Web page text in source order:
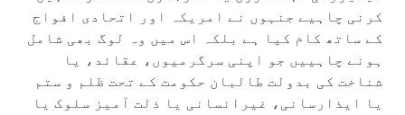
کرنی چاہیے جنہوں نے امریکہ اور اتحادی افواج
کے ساتھ کام کیا ہے بلکہ اس میں وہ لوگ بھی شامل
ہونے چاہییں جو اپنی سرگرمیوں، عقائد، یا
شناخت کی بدولت طالبان حکومت کے تحت ظلم و ستم
یا ایذارسانی، غیرانسانی یا ذلت آمیز سلوک یا